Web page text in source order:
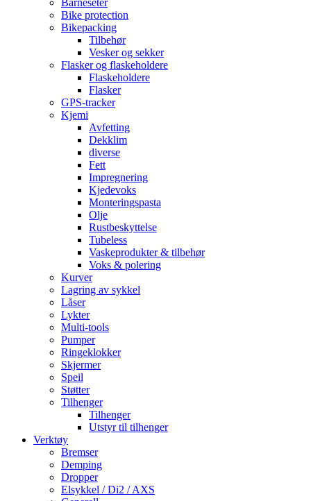
Barneseter
Bike protection
Bikepacking
Tilbehør
Vesker og sekker
Flasker og flaskeholdere
Flaskeholdere
Flasker
GPS-tracker
Kjemi
Avfetting
Dekklim
diverse
Fett
Impregnering
Kjedevoks
Monteringspasta
Olje
Rustbeskyttelse
Tubeless
Vaskeprodukter & tilbehør
Voks & polering
Kurver
Lagring av sykkel
Låser
Lykter
Multi-tools
Pumper
Ringeklokker
Skjermer
Speil
Støtter
Tilhenger
Tilhenger
Utstyr til tilhenger
Verktøy
Bremser
Demping
Dropper
Elsykkel / Di2 / AXS